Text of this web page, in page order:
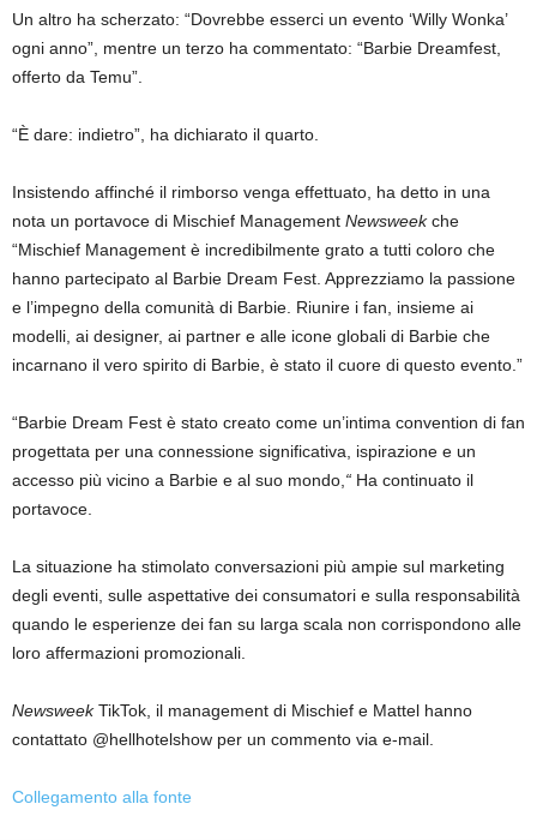
Un altro ha scherzato: “Dovrebbe esserci un evento ‘Willy Wonka’
ogni anno”, mentre un terzo ha commentato: “Barbie Dreamfest,
offerto da Temu”.
“È dare: indietro”, ha dichiarato il quarto.
Insistendo affinché il rimborso venga effettuato, ha detto in una
nota un portavoce di Mischief Management Newsweekche
“Mischief Management è incredibilmente grato a tutti coloro che
hanno partecipato al Barbie Dream Fest. Apprezziamo la passione
e l’impegno della comunità di Barbie. Riunire i fan, insieme ai
modelli, ai designer, ai partner e alle icone globali di Barbie che
incarnano il vero spirito di Barbie, è stato il cuore di questo evento.”
“Barbie Dream Fest è stato creato come un’intima convention di fan
progettata per una connessione significativa, ispirazione e un
accesso più vicino a Barbie e al suo mondo, “ Ha continuato il
portavoce.
La situazione ha stimolato conversazioni più ampie sul marketing
degli eventi, sulle aspettative dei consumatori e sulla responsabilità
quando le esperienze dei fan su larga scala non corrispondono alle
loro affermazioni promozionali.
NewsweekTikTok, il management di Mischief e Mattel hanno
contattato @hellhotelshow per un commento via e-mail.
Collegamento alla fonte